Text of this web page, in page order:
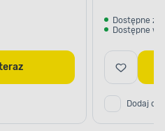
produktu.
0,9 l Jedynka
jest
atmosferyczne
temu doskonale
pomieszczeń,
Za jej pomocą
drewniane, materiały
teraz
Dostępne z
Dostępne w
Dodaj do